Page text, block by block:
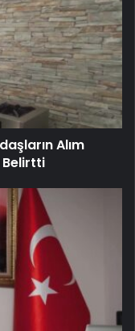
Alım
Belirtti